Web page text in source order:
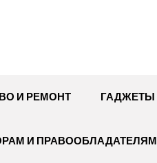
И РЕМОНТ ГАДЖЕТЫ
И ПРАВООБЛАДАТЕЛЯМ